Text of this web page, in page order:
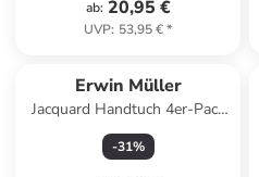
ab: 20,95 €
UVP: 53,95 €*
Erwin Müller
Jacquard Handtuch 4er-Pack
Ludwigsburg in beere
-31%